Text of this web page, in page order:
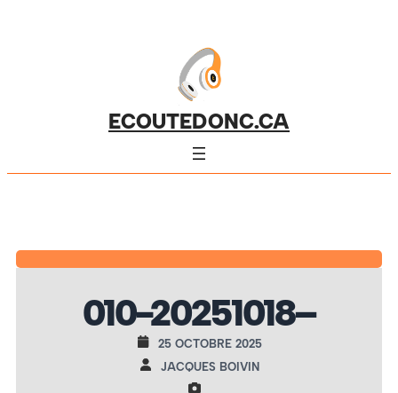
ECOUTEDONC.CA
010-20251018–
25 OCTOBRE 2025
JACQUES BOIVIN